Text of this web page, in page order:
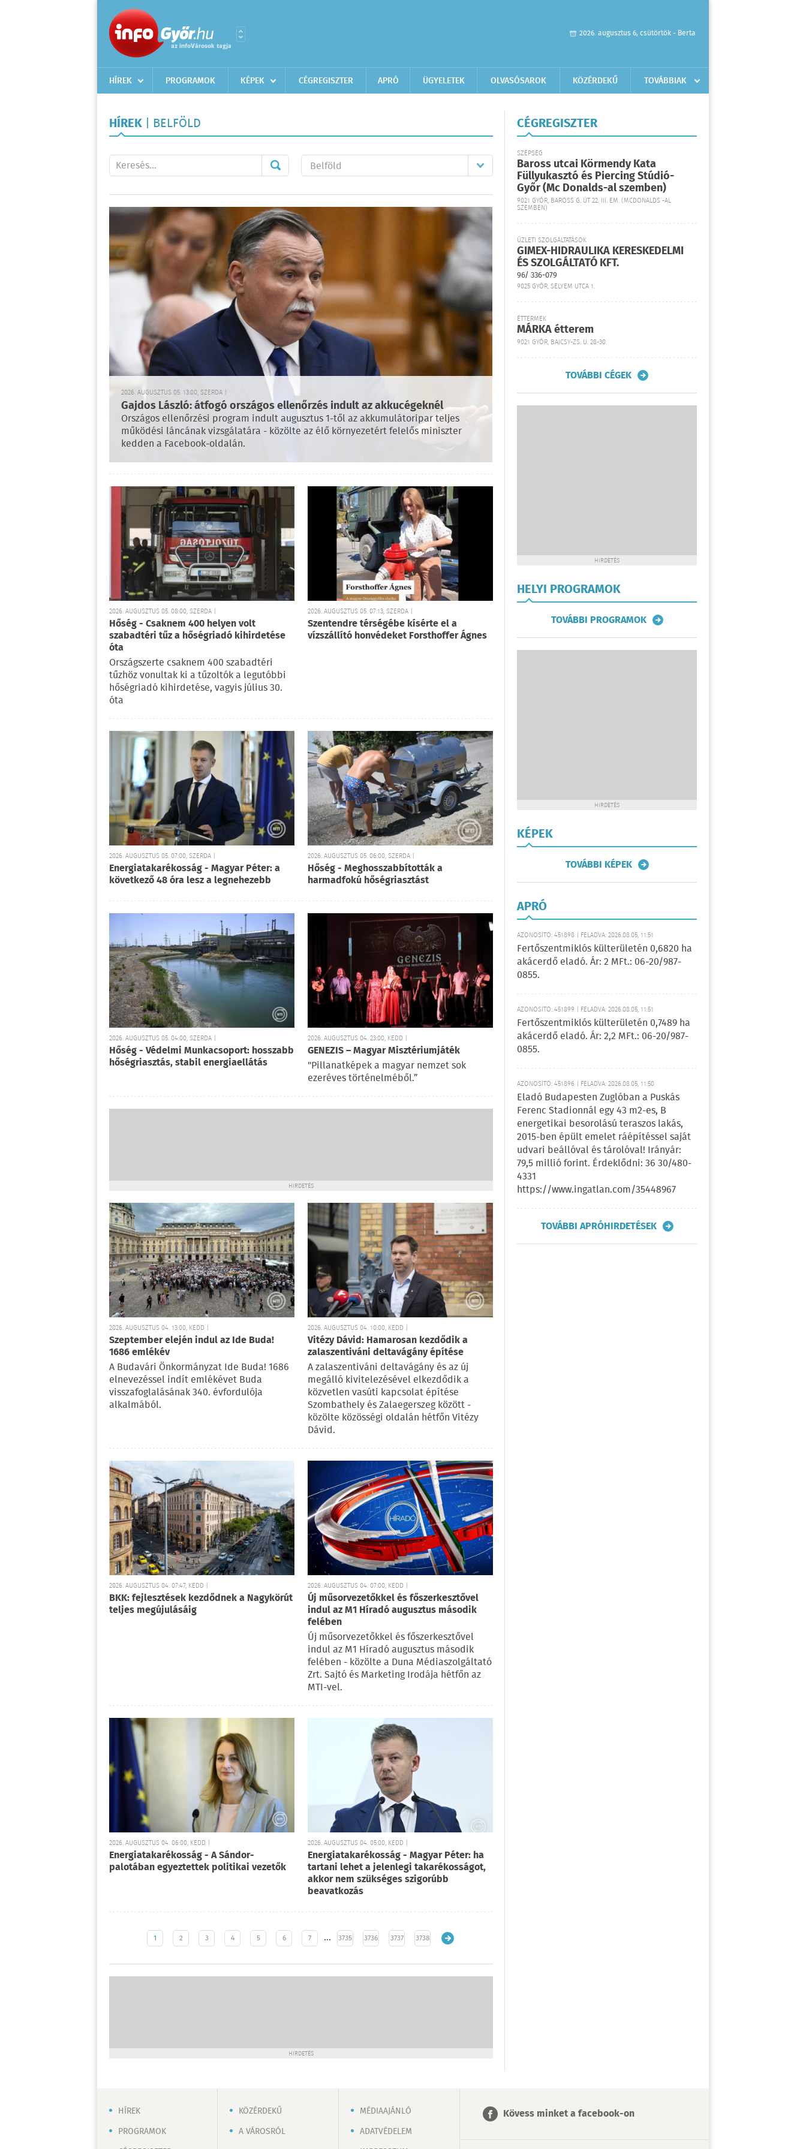
2026. augusztus 6, csütörtök - Berta
HÍREK PROGRAMOK KÉPEK CÉGREGISZTER APRÓ ÜGYELETEK OLVASÓSAROK KÖZÉRDEKŰ TOVÁBBIAK
HÍREK | BELFÖLD
2026. AUGUSZTUS 05. 13:00, SZERDA |
Gajdos László: átfogó országos ellenőrzés indult az akkucégeknél
Országos ellenőrzési program indult augusztus 1-től az akkumulátoripar teljes
működési láncának vizsgálatára - közölte az élő környezetért felelős miniszter
kedden a Facebook-oldalán.
2026. AUGUSZTUS 05. 08:00, SZERDA |
Hőség - Csaknem 400 helyen volt
szabadtéri tűz a hőségriadó kihirdetése
óta
Országszerte csaknem 400 szabadtéri
tűzhöz vonultak ki a tűzoltók a legutóbbi
hőségriadó kihirdetése, vagyis július 30.
óta
2026. AUGUSZTUS 05. 07:13, SZERDA |
Szentendre térségébe kísérte el a
vízszállító honvédeket Forsthoffer Ágnes
2026. AUGUSZTUS 05. 07:00, SZERDA |
Energiatakarékosság - Magyar Péter: a
következő 48 óra lesz a legnehezebb
2026. AUGUSZTUS 05. 06:00, SZERDA |
Hőség - Meghosszabbították a
harmadfokú hőségriasztást
2026. AUGUSZTUS 05. 04:00, SZERDA |
Hőség - Védelmi Munkacsoport: hosszabb
hőségriasztás, stabil energiaellátás
2026. AUGUSZTUS 04. 23:00, KEDD |
GENEZIS – Magyar Misztériumjáték
"Pillanatképek a magyar nemzet sok
ezeréves történelméből.”
HIRDETÉS
2026. AUGUSZTUS 04. 13:00, KEDD |
Szeptember elején indul az Ide Buda!
1686 emlékév
A Budavári Önkormányzat Ide Buda! 1686
elnevezéssel indít emlékévet Buda
visszafoglalásának 340. évfordulója
alkalmából.
2026. AUGUSZTUS 04. 10:00, KEDD |
Vitézy Dávid: Hamarosan kezdődik a
zalaszentiváni deltavágány építése
A zalaszentiváni deltavágány és az új
megálló kivitelezésével elkezdődik a
közvetlen vasúti kapcsolat építése
Szombathely és Zalaegerszeg között -
közölte közösségi oldalán hétfőn Vitézy
Dávid.
2026. AUGUSZTUS 04. 07:47, KEDD |
BKK: fejlesztések kezdődnek a Nagykörút
teljes megújulásáig
2026. AUGUSZTUS 04. 07:00, KEDD |
Új műsorvezetőkkel és főszerkesztővel
indul az M1 Híradó augusztus második
felében
Új műsorvezetőkkel és főszerkesztővel
indul az M1 Híradó augusztus második
felében - közölte a Duna Médiaszolgáltató
Zrt. Sajtó és Marketing Irodája hétfőn az
MTI-vel.
2026. AUGUSZTUS 04. 06:00, KEDD |
Energiatakarékosság - A Sándor-
palotában egyeztettek politikai vezetők
2026. AUGUSZTUS 04. 05:00, KEDD |
Energiatakarékosság - Magyar Péter: ha
tartani lehet a jelenlegi takarékosságot,
akkor nem szükséges szigorúbb
beavatkozás
1 2 3 4 5 6 7 … 3735 3736 3737 3738
HIRDETÉS
CÉGREGISZTER
SZÉPSÉG
Baross utcai Körmendy Kata
Füllyukasztó és Piercing Stúdió-
Győr (Mc Donalds-al szemben)
9021 GYŐR, BAROSS G. ÚT 22. III. EM. (MCDONALDS´-AL
SZEMBEN)
ÜZLETI SZOLGÁLTATÁSOK
GIMEX-HIDRAULIKA KERESKEDELMI
ÉS SZOLGÁLTATÓ KFT.
96/ 336-079
9025 GYŐR, SELYEM UTCA 1.
ÉTTERMEK
MÁRKA étterem
9021 GYŐR, BAJCSY-ZS. U. 28-30.
TOVÁBBI CÉGEK
HIRDETÉS
HELYI PROGRAMOK
TOVÁBBI PROGRAMOK
HIRDETÉS
KÉPEK
TOVÁBBI KÉPEK
APRÓ
AZONOSÍTÓ: 451898 | FELADVA: 2026.08.05, 11:51
Fertőszentmiklós külterületén 0,6820 ha
akácerdő eladó. Ár: 2 MFt.: 06-20/987-
0855.
AZONOSÍTÓ: 451899 | FELADVA: 2026.08.05, 11:51
Fertőszentmiklós külterületén 0,7489 ha
akácerdő eladó. Ár: 2,2 MFt.: 06-20/987-
0855.
AZONOSÍTÓ: 451896 | FELADVA: 2026.08.05, 11:50
Eladó Budapesten Zuglóban a Puskás
Ferenc Stadionnál egy 43 m2-es, B
energetikai besorolású teraszos lakás,
2015-ben épült emelet ráépítéssel saját
udvari beállóval és tárolóval! Irányár:
79,5 millió forint. Érdeklődni: 36 30/480-
4331
https://www.ingatlan.com/35448967
TOVÁBBI APRÓHIRDETÉSEK
HÍREK
PROGRAMOK
KÖZÉRDEKŰ
A VÁROSRÓL
MÉDIAAJÁNLÓ
ADATVÉDELEM
Kövess minket a facebook-on